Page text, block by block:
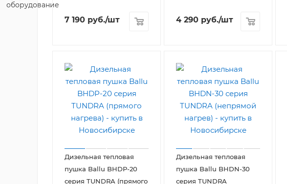
7 190 руб./шт 4 290 руб./шт
Дизельная тепловая
пушка Ballu BHDP-20
серия TUNDRA (прямого
Дизельная тепловая
пушка Ballu BHDN-30
серия TUNDRA